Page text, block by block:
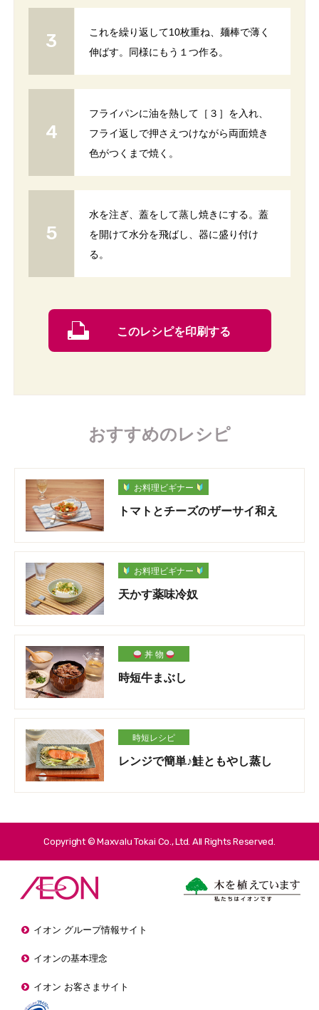
これを繰り返して10枚重ね、麺棒で薄く
伸ばす。同様にもう１つ作る。
フライパンに油を熱して［３］を入れ、
フライ返しで押さえつけながら両面焼き
色がつくまで焼く。
水を注ぎ、蓋をして蒸し焼きにする。蓋
を開けて水分を飛ばし、器に盛り付け
る。
このレシピを印刷する
おすすめのレシピ
お料理ビギナー
トマトとチーズのザーサイ和え
お料理ビギナー
天かす薬味冷奴
丼 物
時短牛まぶし
時短レシピ
レンジで簡単♪鮭ともやし蒸し
Copyright © Maxvalu Tokai Co., Ltd. All Rights Reserved.
イオン グループ情報サイト
イオンの基本理念
イオン お客さまサイト